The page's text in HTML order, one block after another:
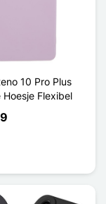
10 Pro Plus
Hoesje Flexibel